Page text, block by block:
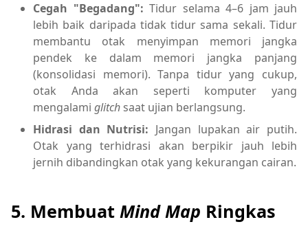
Cegah "Begadang": Tidur selama 4–6 jam jauh
lebih baik daripada tidak tidur sama sekali. Tidur
membantu otak menyimpan memori jangka
pendek ke dalam memori jangka panjang
(konsolidasi memori). Tanpa tidur yang cukup,
otak Anda akan seperti komputer yang
mengalami glitch saat ujian berlangsung.
Hidrasi dan Nutrisi: Jangan lupakan air putih.
Otak yang terhidrasi akan berpikir jauh lebih
jernih dibandingkan otak yang kekurangan cairan.
5. Membuat Mind Map Ringkas